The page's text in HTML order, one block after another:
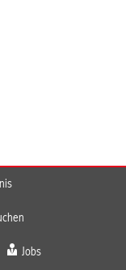
Jobs